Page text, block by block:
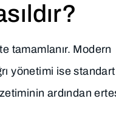
tamamlanır. Modern
yönetimi ise standart
ardından